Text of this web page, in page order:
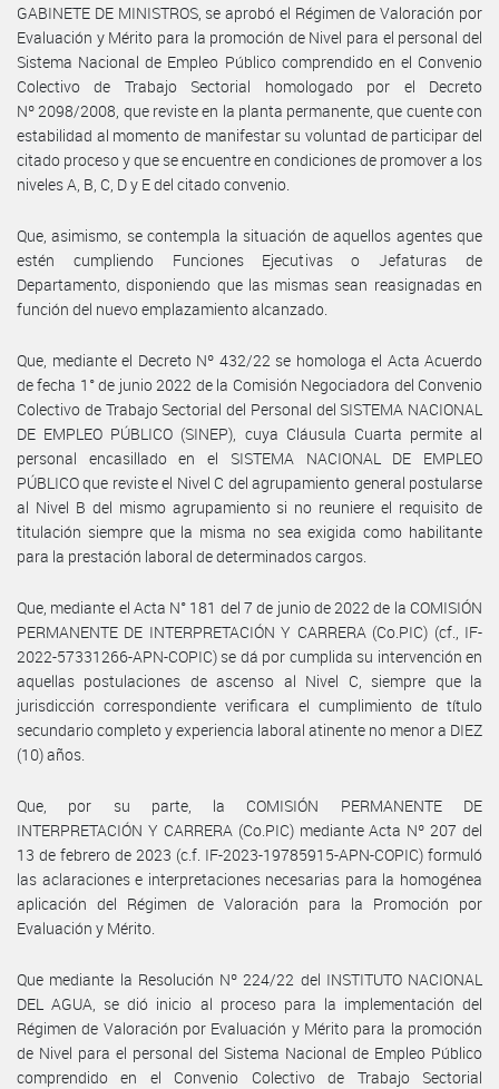
GABINETE DE MINISTROS, se aprobó el Régimen de Valoración por
Evaluación y Mérito para la promoción de Nivel para el personal del
Sistema Nacional de Empleo Público comprendido en el Convenio
Colectivo de Trabajo Sectorial homologado por el Decreto
Nº 2098/2008, que reviste en la planta permanente, que cuente con
estabilidad al momento de manifestar su voluntad de participar del
citado proceso y que se encuentre en condiciones de promover a los
niveles A, B, C, D y E del citado convenio.
Que, asimismo, se contempla la situación de aquellos agentes que
estén cumpliendo Funciones Ejecutivas o Jefaturas de
Departamento, disponiendo que las mismas sean reasignadas en
función del nuevo emplazamiento alcanzado.
Que, mediante el Decreto Nº 432/22 se homologa el Acta Acuerdo
de fecha 1° de junio 2022 de la Comisión Negociadora del Convenio
Colectivo de Trabajo Sectorial del Personal del SISTEMA NACIONAL
DE EMPLEO PÚBLICO (SINEP), cuya Cláusula Cuarta permite al
personal encasillado en el SISTEMA NACIONAL DE EMPLEO
PÚBLICO que reviste el Nivel C del agrupamiento general postularse
al Nivel B del mismo agrupamiento si no reuniere el requisito de
titulación siempre que la misma no sea exigida como habilitante
para la prestación laboral de determinados cargos.
Que, mediante el Acta N° 181 del 7 de junio de 2022 de la COMISIÓN
PERMANENTE DE INTERPRETACIÓN Y CARRERA (Co.PIC) (cf., IF-
2022-57331266-APN-COPIC) se dá por cumplida su intervención en
aquellas postulaciones de ascenso al Nivel C, siempre que la
jurisdicción correspondiente verificara el cumplimiento de título
secundario completo y experiencia laboral atinente no menor a DIEZ
(10) años.
Que, por su parte, la COMISIÓN PERMANENTE DE
INTERPRETACIÓN Y CARRERA (Co.PIC) mediante Acta Nº 207 del
13 de febrero de 2023 (c.f. IF-2023-19785915-APN-COPIC) formuló
las aclaraciones e interpretaciones necesarias para la homogénea
aplicación del Régimen de Valoración para la Promoción por
Evaluación y Mérito.
Que mediante la Resolución Nº 224/22 del INSTITUTO NACIONAL
DEL AGUA, se dió inicio al proceso para la implementación del
Régimen de Valoración por Evaluación y Mérito para la promoción
de Nivel para el personal del Sistema Nacional de Empleo Público
comprendido en el Convenio Colectivo de Trabajo Sectorial